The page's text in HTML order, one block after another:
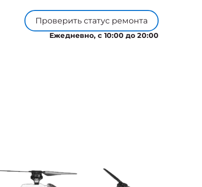
Проверить статус ремонта
Ежедневно, с 10:00 до 20:00